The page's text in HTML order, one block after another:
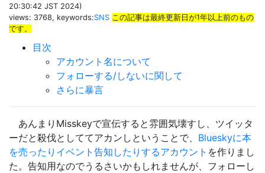
20:30:42 JST 2024)
views: 3768, keywords:SNS この記事は最終更新日が1年以上前のもの
です。
目次
アカウント名について
フォローする/しないに関して
さらに暴言
あんまりMisskeyで宣伝すると雰囲気壊すし、ツイッタ
ーだと殺伐としててアカンしということで、 Blueskyに本
を売ったりイベント告知したりするアカウント を作りまし
た。告知用なのでうるさいかもしれませんが、フォローし